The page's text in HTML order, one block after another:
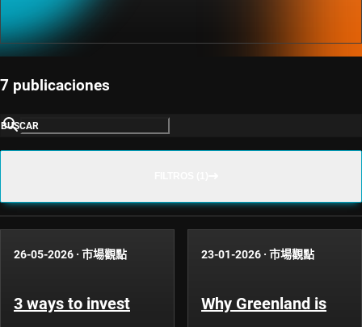
7 publicaciones
BUSCAR
26-05-2026 · 市場觀點
3 ways to invest
23-01-2026 · 市場觀點
Why Greenland is